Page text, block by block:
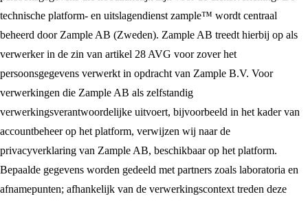
technische platform- en uitslagendienst zample™ wordt centraal
beheerd door Zample AB (Zweden). Zample AB treedt hierbij op als
verwerker in de zin van artikel 28 AVG voor zover het
persoonsgegevens verwerkt in opdracht van Zample B.V. Voor
verwerkingen die Zample AB als zelfstandig
verwerkingsverantwoordelijke uitvoert, bijvoorbeeld in het kader van
accountbeheer op het platform, verwijzen wij naar de
privacyverklaring van Zample AB, beschikbaar op het platform.
Bepaalde gegevens worden gedeeld met partners zoals laboratoria en
afnamepunten; afhankelijk van de verwerkingscontext treden deze